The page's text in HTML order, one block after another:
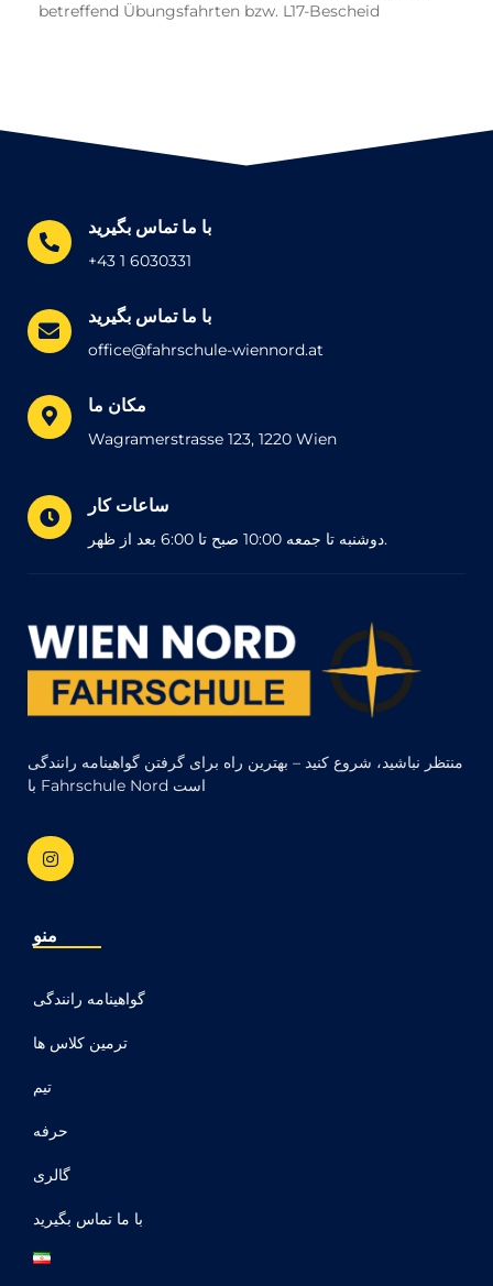
betreffend Übungsfahrten bzw. L17-Bescheid
با ما تماس بگیرید
+43 1 6030331
با ما تماس بگیرید
office@fahrschule-wiennord.at
مکان ما
Wagramerstrasse 123, 1220 Wien
ساعات کار
دوشنبه تا جمعه 10:00 صبح تا 6:00 بعد از ظهر.
منو
گواهینامه رانندگی
ترمین کلاس ها
تیم
حرفه
گالری
با ما تماس بگیرید
منتظر نباشید، شروع کنید – بهترین راه برای گرفتن گواهینامه رانندگی
با Fahrschule Nord است